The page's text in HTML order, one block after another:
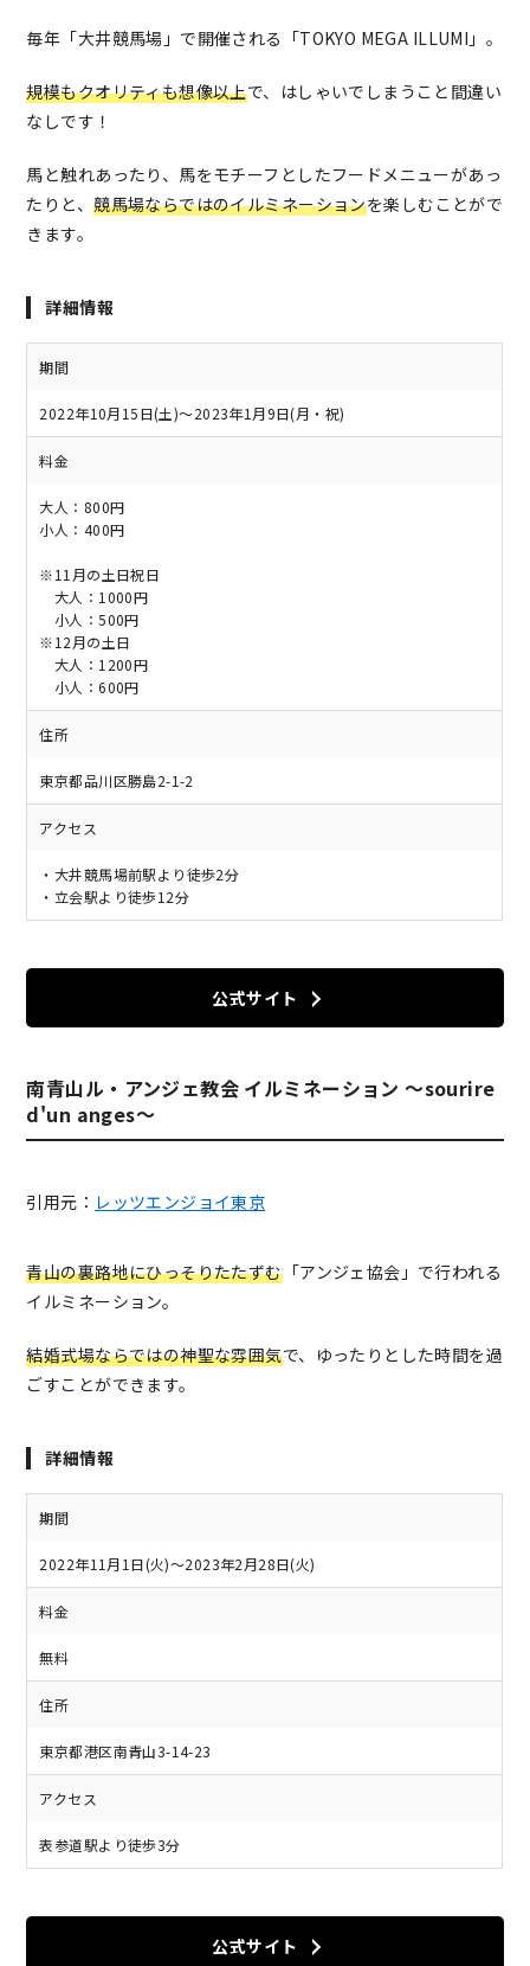
毎年「大井競馬場」で開催される「TOKYO MEGA ILLUMI」。
規模もクオリティも想像以上で、はしゃいでしまうこと間違い
なしです！
馬と触れあったり、馬をモチーフとしたフードメニューがあっ
たりと、競馬場ならではのイルミネーションを楽しむことがで
きます。
詳細情報
期間
2022年10月15日(土)〜2023年1月9日(月・祝)
料金
大人：800円
小人：400円
※11月の土日祝日
大人：1000円
小人：500円
※12月の土日
大人：1200円
小人：600円
住所
東京都品川区勝島2-1-2
アクセス
・大井競馬場前駅より徒歩2分
・立会駅より徒歩12分
公式サイト
南青山ル・アンジェ教会 イルミネーション 〜sourire
d'un anges〜
引用元： レッツエンジョイ東京
青山の裏路地にひっそりたたずむ「アンジェ協会」で行われる
イルミネーション。
結婚式場ならではの神聖な雰囲気で、ゆったりとした時間を過
ごすことができます。
詳細情報
期間
2022年11月1日(火)～2023年2月28日(火)
料金
無料
住所
東京都港区南青山3-14-23
アクセス
表参道駅より徒歩3分
公式サイト